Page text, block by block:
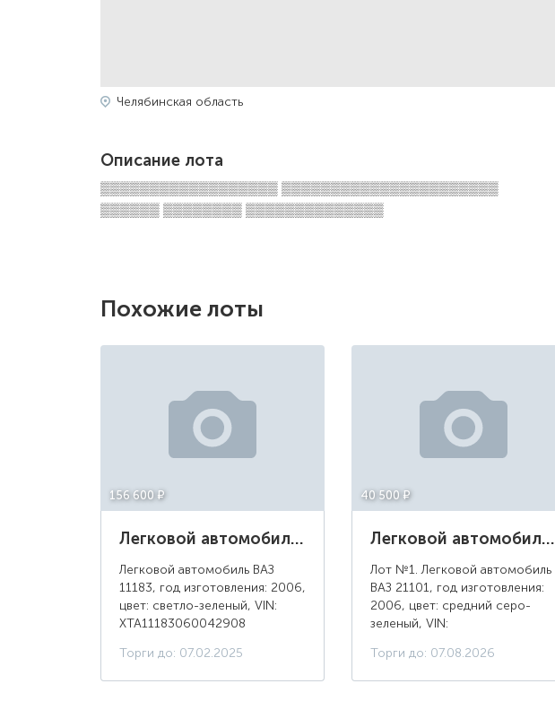
Челябинская область
Описание лота
▒▒▒▒▒▒▒▒▒▒▒▒▒▒▒▒▒▒ ▒▒▒▒▒▒▒▒▒▒▒▒▒▒▒▒▒▒▒▒▒▒
▒▒▒▒▒▒ ▒▒▒▒▒▒▒▒ ▒▒▒▒▒▒▒▒▒▒▒▒▒▒
Похожие лоты
156 600 ¤
Легковой автомобиль ВАЗ 11183, год изготовления: 2006, цвет: светло-зеленый
Легковой автомобиль ВАЗ
11183, год изготовления: 2006,
цвет: светло-зеленый, VIN:
XTA11183060042908
Торги до: 07.02.2025
40 500 ¤
Легковой автомобиль ВАЗ 21101, 2006 г.в., цвет: средний серо-зеленый, г/н: К311ХО702
Лот №1. Легковой автомобиль
ВАЗ 21101, год изготовления:
2006, цвет: средний серо-
зеленый, VIN:
НН 013889, г/н: К311ХО702,
разрешенная максимальная
Торги до: 07.08.2026